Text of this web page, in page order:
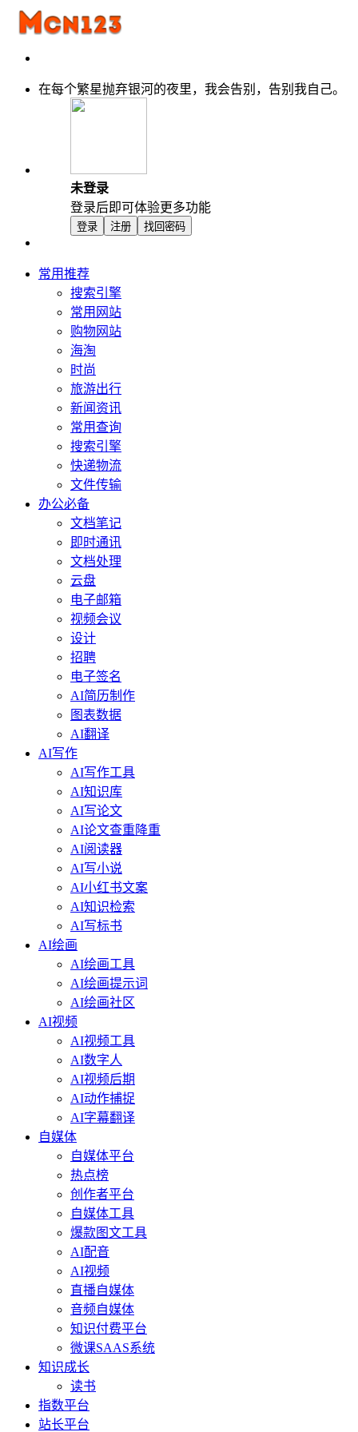
在每个繁星抛弃银河的夜里，我会告别，告别我自己。
未登录
登录后即可体验更多功能
登录 注册 找回密码
常用推荐
搜索引擎
常用网站
购物网站
海淘
时尚
旅游出行
新闻资讯
常用查询
搜索引擎
快递物流
文件传输
办公必备
文档笔记
即时通讯
文档处理
云盘
电子邮箱
视频会议
设计
招聘
电子签名
AI简历制作
图表数据
AI翻译
AI写作
AI写作工具
AI知识库
AI写论文
AI论文查重降重
AI阅读器
AI写小说
AI小红书文案
AI知识检索
AI写标书
AI绘画
AI绘画工具
AI绘画提示词
AI绘画社区
AI视频
AI视频工具
AI数字人
AI视频后期
AI动作捕捉
AI字幕翻译
自媒体
自媒体平台
热点榜
创作者平台
自媒体工具
爆款图文工具
AI配音
AI视频
直播自媒体
音频自媒体
知识付费平台
微课SAAS系统
知识成长
读书
指数平台
站长平台